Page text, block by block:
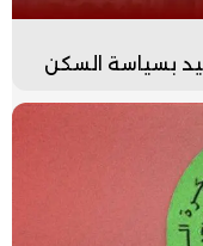
بسياسة السكن